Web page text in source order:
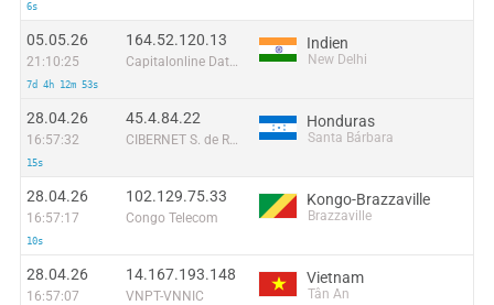
6s
05.05.26
21:10:25
7d 4h 12m 53s
164.52.120.13
Capitalonline Data Service (HK) Co
Indien
New Delhi
28.04.26
16:57:32
15s
45.4.84.22
CIBERNET S. de RL de CV
Honduras
Santa Bárbara
28.04.26
16:57:17
10s
102.129.75.33
Congo Telecom
Kongo-Brazzaville
Brazzaville
28.04.26
16:57:07
14.167.193.148
VNPT-VNNIC
Vietnam
Tân An